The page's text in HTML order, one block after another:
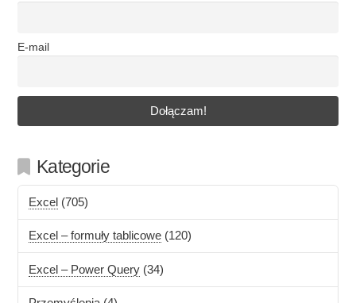
E-mail
Kategorie
Excel (705)
Excel – formuły tablicowe (120)
Excel – Power Query (34)